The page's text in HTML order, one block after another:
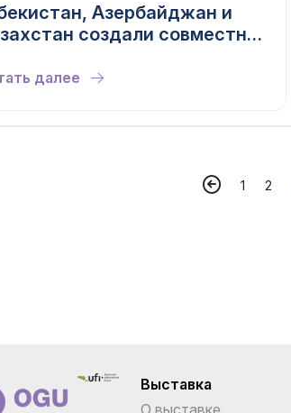
Азербайджан и
создали совместное
далее
1 2
Выставка
О выставке